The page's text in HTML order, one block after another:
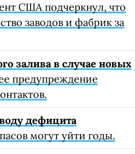
США подчеркнул, что
заводов и фабрик за
залива в случае новых
предупреждение
дефицита
могут уйти годы.